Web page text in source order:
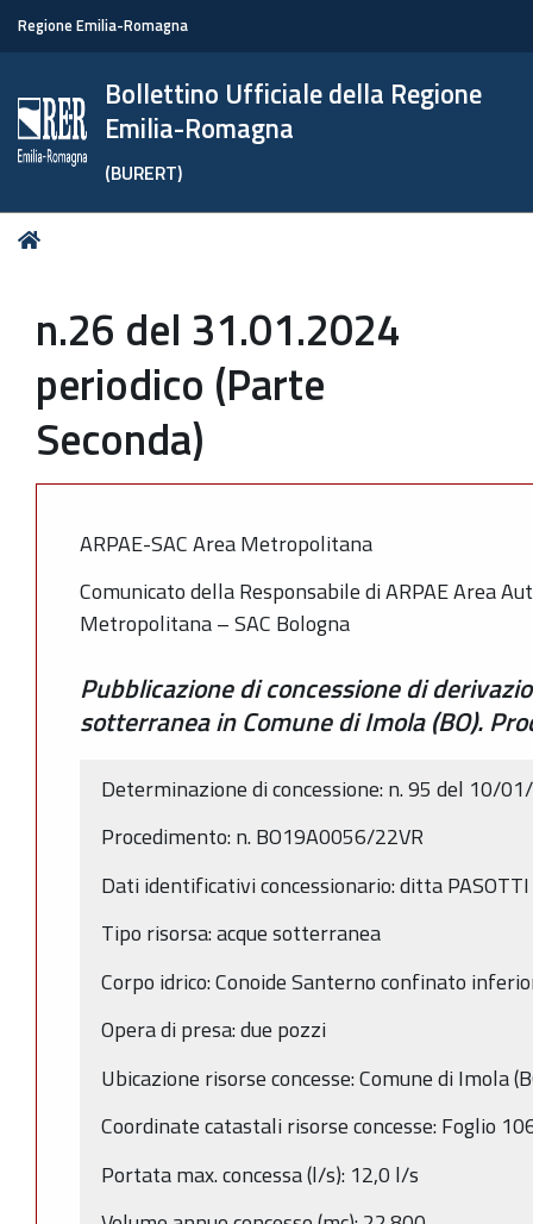
Regione Emilia-Romagna
Bollettino Ufficiale della Regione
Emilia-Romagna
(BURERT)
Tu
n.26 del 31.01.2024
periodico (Parte
Seconda)
ARPAE-SAC Area Metropolitana
Comunicato della Responsabile di ARPAE Area
Metropolitana – SAC Bologna
Pubblicazione di concessione di
sotterranea in Comune di Imola (BO).
Determinazione di concessione: n. 95 del 10/
Procedimento: n. BO19A0056/22VR
Dati identificativi concessionario: ditta PASOTTI
Tipo risorsa: acque sotterranea
Corpo idrico: Conoide Santerno confinato
Opera di presa: due pozzi
Ubicazione risorse concesse: Comune di Imola
Coordinate catastali risorse concesse: Foglio
Portata max. concessa (l/s): 12,0 l/s